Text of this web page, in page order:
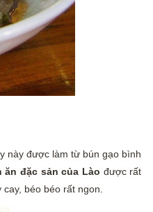
này được làm từ bún gạo bình
ăn đặc sản của Lào được rất
béo béo rất ngon.